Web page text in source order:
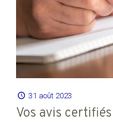
31 août 2023
Vos avis